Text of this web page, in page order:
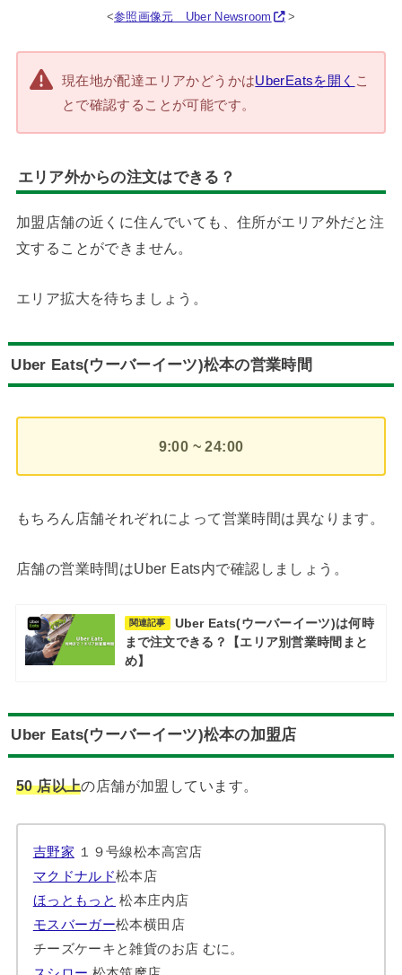
<参照画像元 Uber Newsroom >
現在地が配達エリアかどうかはUberEatsを開く こ
とで確認することが可能です。
エリア外からの注文はできる？
加盟店舗の近くに住んでいても、住所がエリア外だと注
文することができません。
エリア拡大を待ちましょう。
Uber Eats(ウーバーイーツ)松本の営業時間
9:00 ~ 24:00
もちろん店舗それぞれによって営業時間は異なります。
店舗の営業時間はUber Eats内で確認しましょう。
関連記事
Uber Eats(ウーバーイーツ)は何時
まで注文できる？【エリア別営業時間まと
め】
Uber Eats(ウーバーイーツ)松本の加盟店
50 店以上の店舗が加盟しています。
吉野家 １９号線松本高宮店
マクドナルド松本店
ほっともっと 松本庄内店
モスバーガー松本横田店
チーズケーキと雑貨のお店 むに。